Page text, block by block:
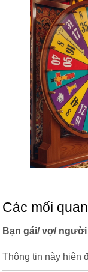
Các mối
Bạn gái/ vợ/
Thông tin này hiện